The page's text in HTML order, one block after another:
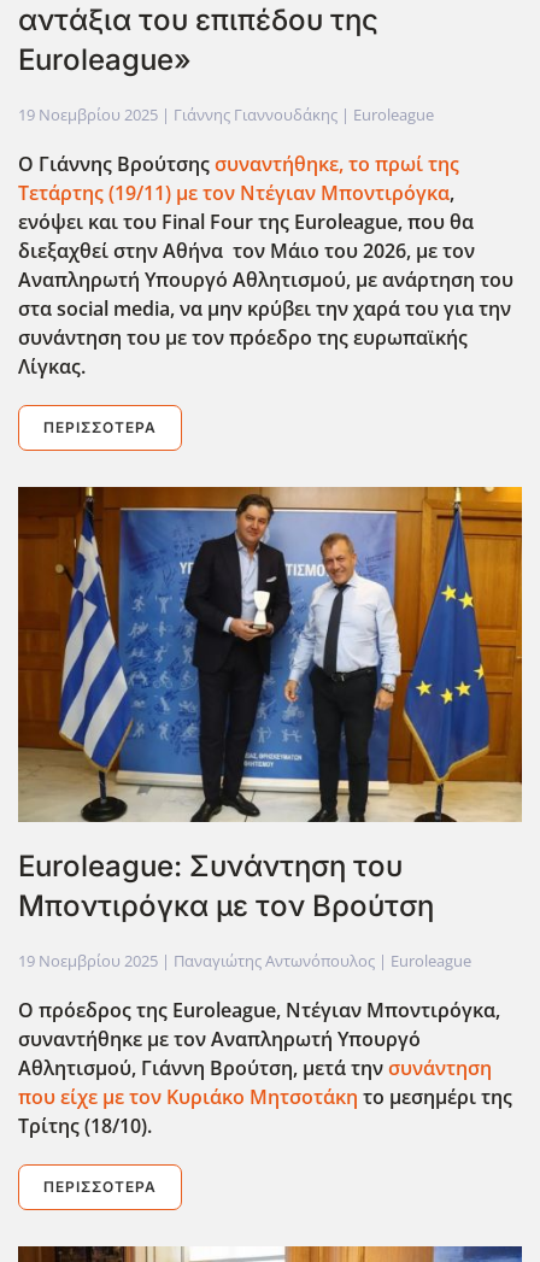
αντάξια του επιπέδου της
Euroleague»
19 Νοεμβρίου 2025 | Γιάννης Γιαννουδάκης | Euroleague
Ο Γιάννης Βρούτσηςσυναντήθηκε, το πρωί της
Τετάρτης (19/11) με τον Ντέγιαν Μποντιρόγκα,
ενόψει και του Final Fourτης Euroleague, που θα
διεξαχθεί στην Αθήνα τον Μάιο του 2026, με τον
Αναπληρωτή Υπουργό Αθλητισμού, με ανάρτηση του
στα social media, να μην κρύβει την χαρά του για την
συνάντηση του με τον πρόεδρο της ευρωπαϊκής
Λίγκας.
ΠΕΡΙΣΣΌΤΕΡΑ
Euroleague: Συνάντηση του
Μποντιρόγκα με τον Βρούτση
19 Νοεμβρίου 2025 | Παναγιώτης Αντωνόπουλος | Euroleague
Ο πρόεδρος της Euroleague, Ντέγιαν Μποντιρόγκα,
συναντήθηκε με τον Αναπληρωτή Υπουργό
Αθλητισμού, Γιάννη Βρούτση, μετά τηνσυνάντηση
που είχε με τον Κυριάκο Μητσοτάκη το μεσημέρι της
Τρίτης (18/10).
ΠΕΡΙΣΣΌΤΕΡΑ